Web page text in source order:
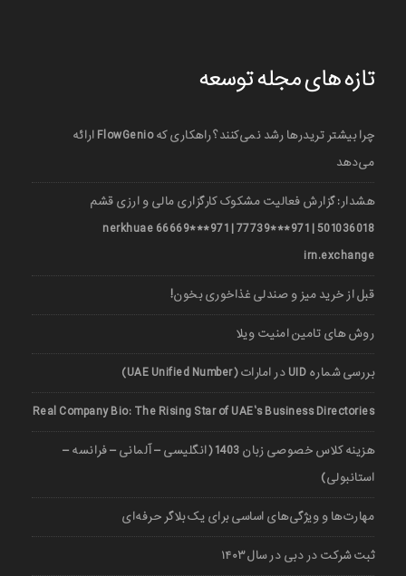
تازه های مجله توسعه
چرا بیشتر تریدرها رشد نمی‌کنند؟ راهکاری که FlowGenio ارائه
می‌دهد
هشدار: گزارش فعالیت مشکوک کارگزاری مالی و ارزی قشم
501036018 | 971***77739 | 971***66669 nerkhuae
irn.exchange
قبل از خرید میز و صندلی غذاخوری بخون!
روش های تامین امنیت ویلا
بررسی شماره UID در امارات (UAE Unified Number)
Real Company Bio: The Rising Star of UAE’s Business Directories
هزینه کلاس خصوصی زبان 1403 (انگلیسی – آلمانی – فرانسه –
استانبولی)
مهارت‌ها و ویژگی‌های اساسی برای یک بلاگر حرفه‌ای
ثبت شرکت در دبی در سال ۱۴۰۳